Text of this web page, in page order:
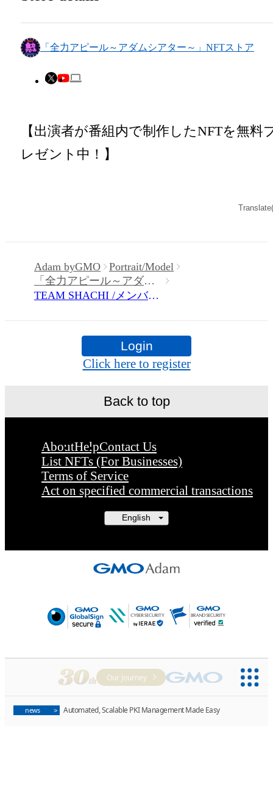
・本アイテムを印刷し公衆に向けて展示
販売、譲渡、貸与する行為
◆本アイテムに関する注意事項
がこれらに限られません。)にかかる知
権、意匠権その他の知的財産権(それら
利を取得し、又はそれらの権利につき登
方、著作隣接権の権利者またはその管理
す。そのため、本アイテムを保有して
かる知的財産権を有することを意味しま
ん。
・本アイテムの著作権を有する方、著作
接権の権利者またはその管理委託を受け
「本アイテムの保有者が有する権利」の
それのある行為(改変、公開、配布、逆
パイル、リバースエンジニアリングを含
みますが、これに限定されません。)を
うことはできません。
・本アイテムに関する創作物の利用につ
「全力アピール～アダムシアター～」NFTストア
【出演者が番組内で制作したNFTを無料
レゼント中！】
番組内では、様々なジャンルで才能を発
パフォーマンスや特技を、魂を込めて全
アピール！
聴者の皆さんに無料でプレゼント！
※本ストア内で出品されるNFTは、Adam
byGMOの認定代理店である
株式会社MediBangを介して出品手続きを
TBSテレビおよび番組は、NFTの出品に
わる手続き・権利には関与しておりませ
Adam byGMO
Portrait/Model
「全力アピール～アダムシアター～」NFTストア
TEAM SHACHI /メンバー3人のサイン入り写真②
Login
Click here to register
Back to top
AboutHelpContact Us
List NFTs (For Businesses)
Terms of Service
Act on specified commercial transactions
Our Journey
news Automated, Scalable PKI Management Made Easy